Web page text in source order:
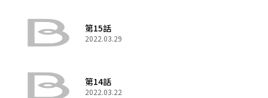
第15話
2022.03.29
第14話
2022.03.22